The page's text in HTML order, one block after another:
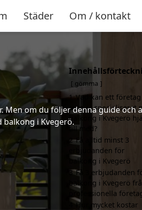
Städer Om / kontakt
om du följer denna guide och
i Kvegerö.
gömma
1 Vad kan ett företag
som är specialiserat
balkong i Kvegerö
till med?
2 Få alltid minst 3
erbjudanden för
balkong i Kvegerö
3 Få 3 erbjudanden
balkong i Kvegerö
professionella
Hur mycket kostar